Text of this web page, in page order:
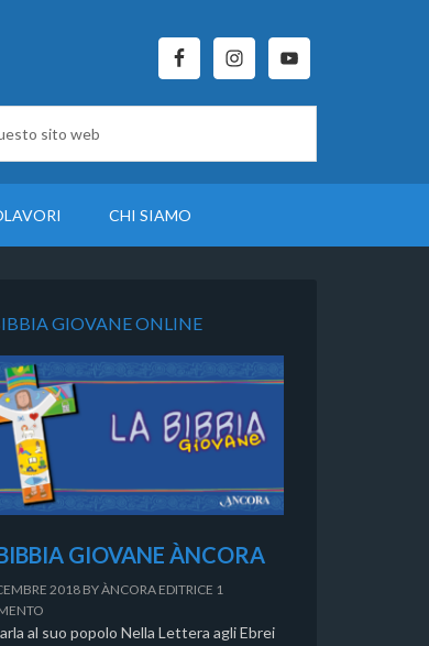
CHI SIAMO
GIOVANE ONLINE
GIOVANE ÀNCORA
2018 BYÀNCORA EDITRICE 1
al suo popolo Nella Lettera agli Ebrei